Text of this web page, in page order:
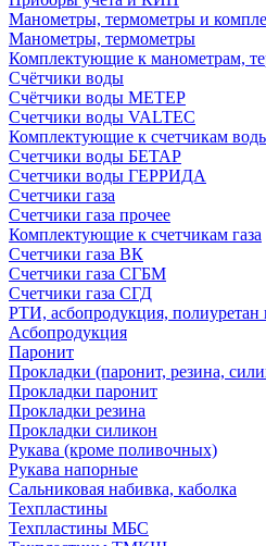
Манометры, термометры и
Манометры, термометры
Комплектующие к манометрам,
Счётчики воды
Счётчики воды МЕТЕР
Счетчики воды VALTEC
Комплектующие к счетчикам
Счетчики воды БЕТАР
Счетчики воды ГЕРРИДА
Счетчики газа
Счетчики газа прочее
Комплектующие к счетчикам газа
Счетчики газа ВК
Счетчики газа СГБМ
Счетчики газа СГД
РТИ, асбопродукция, полиуретан
Асбопродукция
Паронит
Прокладки (паронит, резина,
Прокладки паронит
Прокладки резина
Прокладки силикон
Рукава (кроме поливочных)
Рукава напорные
Сальниковая набивка, каболка
Техпластины
Техпластины МБС